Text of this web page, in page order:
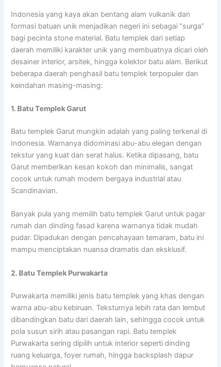
Indonesia yang kaya akan bentang alam vulkanik dan
formasi batuan unik menjadikan negeri ini sebagai “surga”
bagi pecinta stone material. Batu templek dari setiap
daerah memiliki karakter unik yang membuatnya dicari oleh
desainer interior, arsitek, hingga kolektor batu alam. Berikut
beberapa daerah penghasil batu templek terpopuler dan
keindahan masing-masing:
1. Batu Templek Garut
Batu templek Garut mungkin adalah yang paling terkenal di
Indonesia. Warnanya didominasi abu-abu elegan dengan
tekstur yang kuat dan serat halus. Ketika dipasang, batu
Garut memberikan kesan kokoh dan minimalis, sangat
cocok untuk rumah modern bergaya industrial atau
Scandinavian.
Banyak pula yang memilih batu templek Garut untuk pagar
rumah dan dinding fasad karena warnanya tidak mudah
pudar. Dipadukan dengan pencahayaan temaram, batu ini
mampu menciptakan nuansa dramatis dan eksklusif.
2. Batu Templek Purwakarta
Purwakarta memiliki jenis batu templek yang khas dengan
warna abu-abu kebiruan. Teksturnya lebih rata dan lembut
dibandingkan batu dari daerah lain, sehingga cocok untuk
pola susun sirih atau pasangan rapi. Batu templek
Purwakarta sering dipilih untuk interior seperti dinding
ruang keluarga, foyer rumah, hingga backsplash dapur